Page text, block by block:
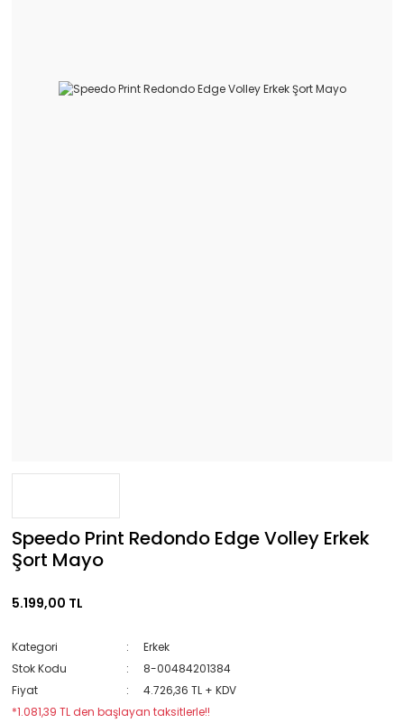
Speedo Print Redondo Edge Volley Erkek
Şort Mayo
5.199,00 TL
Kategori
Erkek
Stok Kodu
8-00484201384
Fiyat
4.726,36 TL + KDV
*1.081,39 TL den başlayan taksitlerle!!